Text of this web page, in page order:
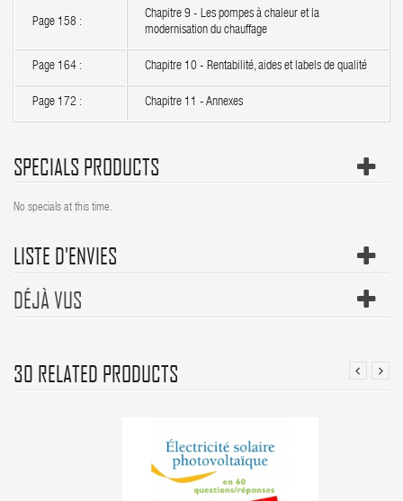
Page 158 :
Chapitre 9 - Les pompes à chaleur et la
modernisation du chauffage
Page 164 : Chapitre 10 - Rentabilité, aides et labels de qualité
Page 172 : Chapitre 11 - Annexes
SPECIALS PRODUCTS
No specials at this time.
LISTE D'ENVIES
DÉJÀ VUS
30 RELATED PRODUCTS